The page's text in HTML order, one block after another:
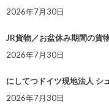
2026年7月30日
JR貨物／お盆休み期間の貨
2026年7月30日
にしてつドイツ現地法人 シ
2026年7月30日